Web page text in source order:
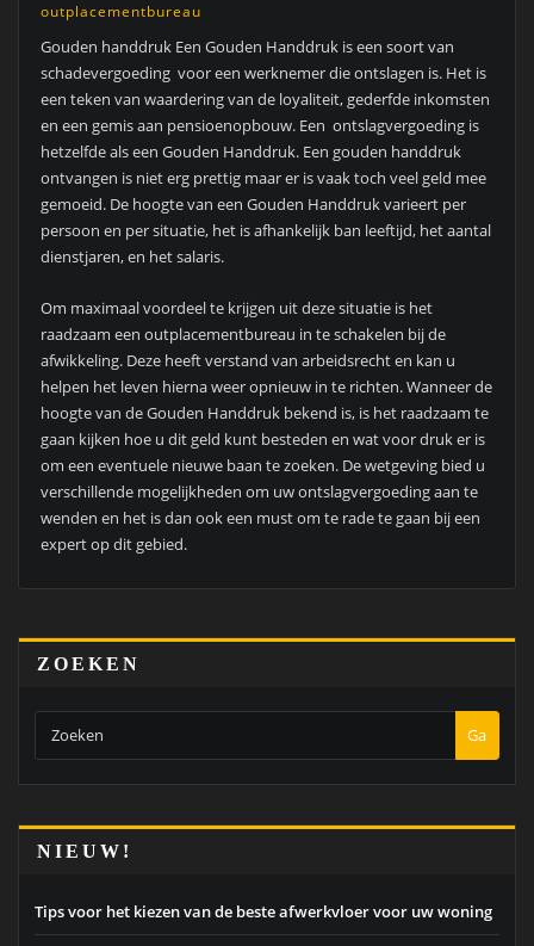
outplacementbureau
Gouden handdruk Een Gouden Handdruk is een soort van
schadevergoeding voor een werknemer die ontslagen is. Het is
een teken van waardering van de loyaliteit, gederfde inkomsten
en een gemis aan pensioenopbouw. Een ontslagvergoeding is
hetzelfde als een Gouden Handdruk. Een gouden handdruk
ontvangen is niet erg prettig maar er is vaak toch veel geld mee
gemoeid. De hoogte van een Gouden Handdruk varieert per
persoon en per situatie, het is afhankelijk ban leeftijd, het aantal
dienstjaren, en het salaris.
Om maximaal voordeel te krijgen uit deze situatie is het
raadzaam een outplacementbureau in te schakelen bij de
afwikkeling. Deze heeft verstand van arbeidsrecht en kan u
helpen het leven hierna weer opnieuw in te richten. Wanneer de
hoogte van de Gouden Handdruk bekend is, is het raadzaam te
gaan kijken hoe u dit geld kunt besteden en wat voor druk er is
om een eventuele nieuwe baan te zoeken. De wetgeving bied u
verschillende mogelijkheden om uw ontslagvergoeding aan te
wenden en het is dan ook een must om te rade te gaan bij een
expert op dit gebied.
ZOEKEN
Ga
NIEUW!
Tips voor het kiezen van de beste afwerkvloer voor uw woning